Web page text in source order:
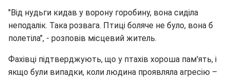
"Від нудьги кидав у ворону горобину, вона сиділа
неподалік. Така розвага. Птиці боляче не було, вона б
полетіла", - розповів місцевий житель.
Фахівці підтверджують, що у птахів хороша пам'ять, і
якщо були випадки, коли людина проявляла агресію –